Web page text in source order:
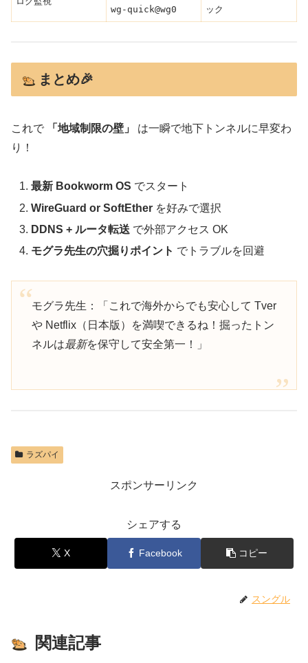
wg-quick@wg0
ック
まとめ🎉
これで 「地域制限の壁」
は一瞬で地下トンネルに早変わ
り！
最新 Bookworm OS でスタート
WireGuard or SoftEther を好みで選択
DDNS + ルータ転送 で外部アクセス OK
モグラ先生の穴掘りポイント でトラブルを回避
モグラ先生：「これで海外からでも安心して Tver
や Netflix（日本版）を満喫できるね！掘ったトン
ネルは最新を保守して安全第一！」
ラズパイ
スポンサーリンク
シェアする
X Facebook コピー
スングル
関連記事